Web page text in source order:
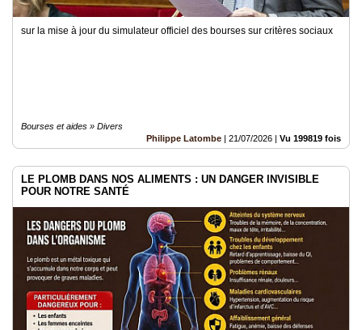
Inscription
annuaire
sur la mise à jour du simulateur officiel des bourses sur critères sociaux
Bourses et aides » Divers
Philippe Latombe | 21/07/2026 | Vu 199819 fois
LE PLOMB DANS NOS ALIMENTS : UN DANGER INVISIBLE
POUR NOTRE SANTÉ